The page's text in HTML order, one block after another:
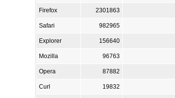
Firefox 2301863
Safari 982965
Explorer 156640
Mozilla 96763
Opera 87882
Curl 19832